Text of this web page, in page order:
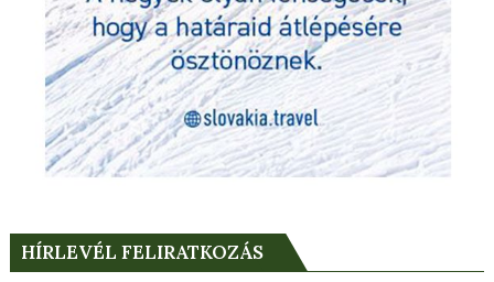
HÍRLEVÉL FELIRATKOZÁS